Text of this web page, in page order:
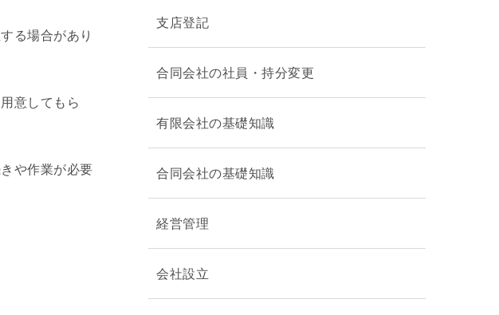
る場合があり
意してもら
や作業が必要
支店登記
合同会社の社員・持分変更
有限会社の基礎知識
合同会社の基礎知識
経営管理
会社設立